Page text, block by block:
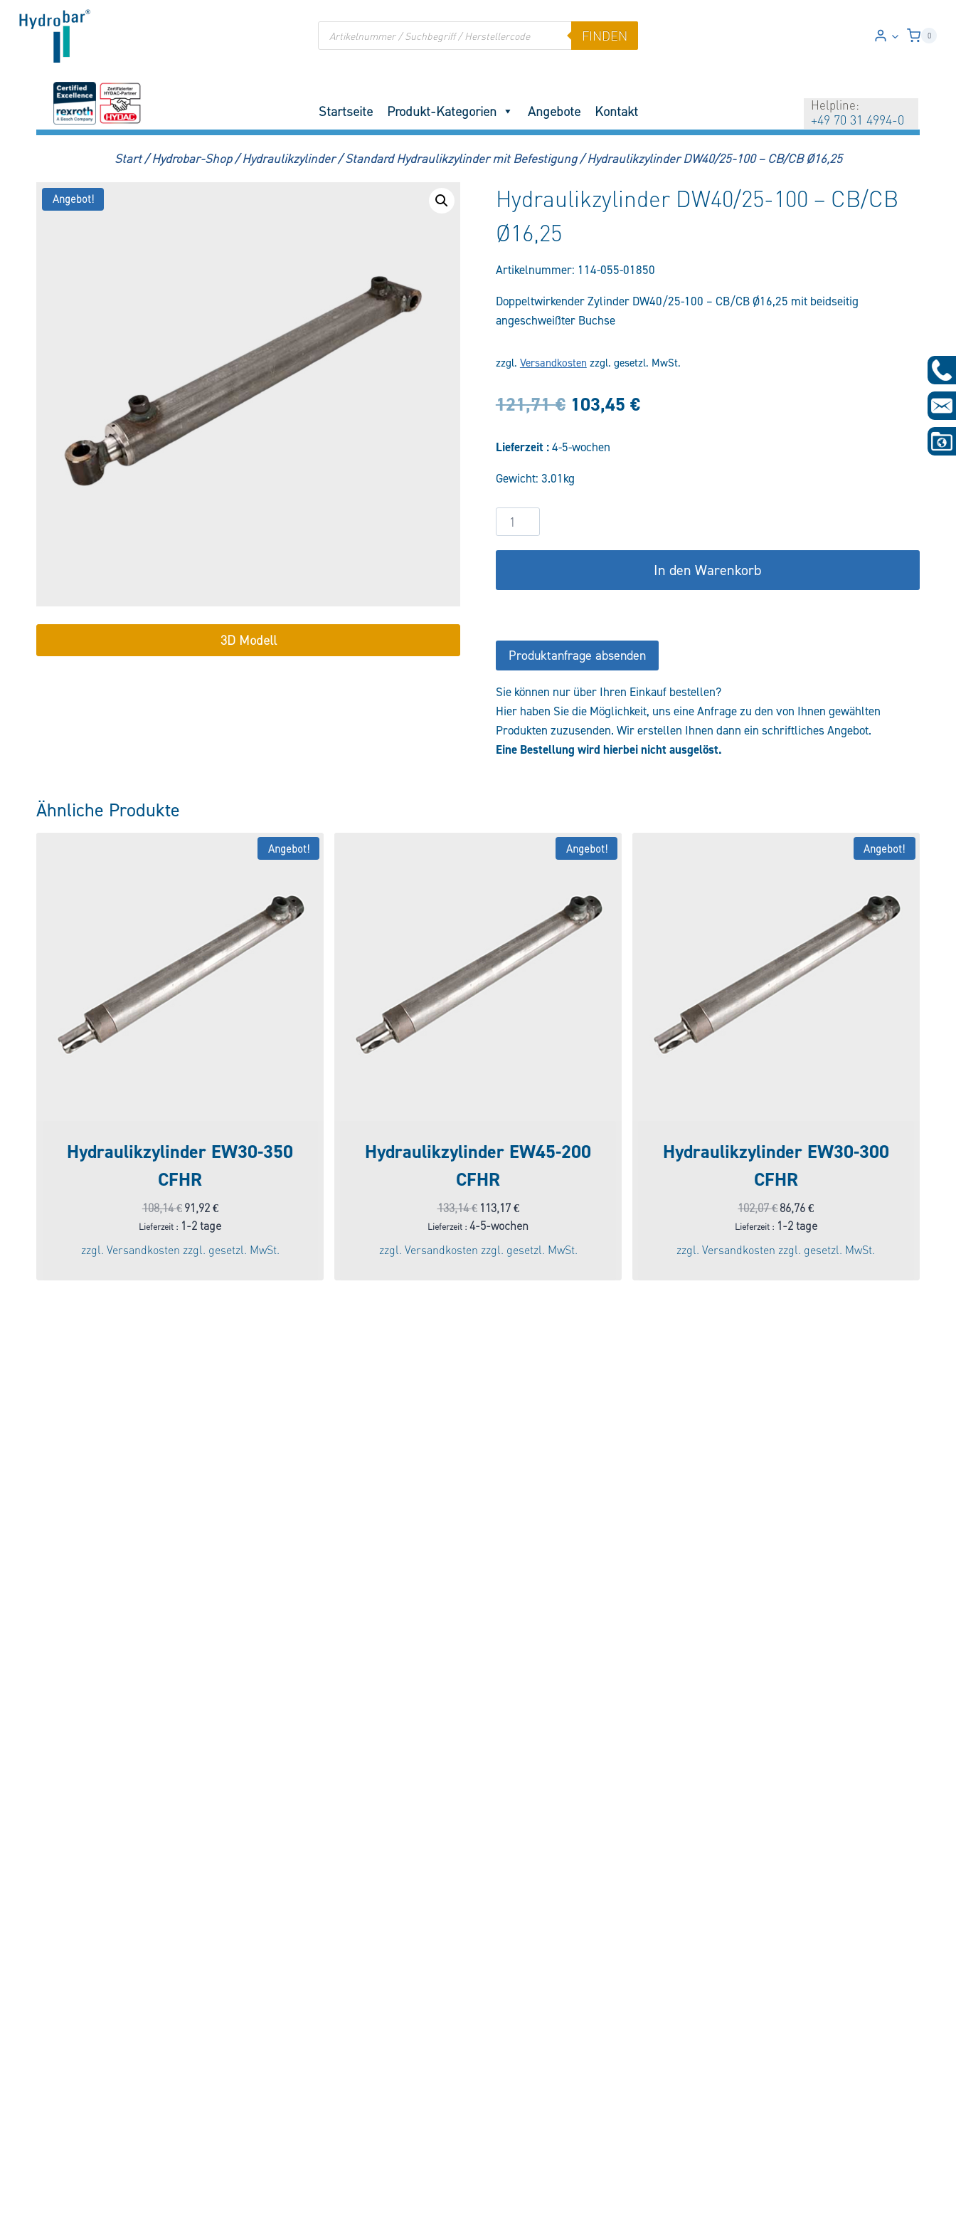
Inhalt
Products
search
FINDEN 0
Startseite Produkt-Kategorien Angebote Kontakt Helpline:
+49 70 31 4994-0
Start /Hydrobar-Shop /Hydraulikzylinder /Standard Hydraulikzylinder mit Befestigung /Hydraulikzylinder DW40/25-100 – CB/CB Ø16,25
Angebot!
3D Modell
Hydraulikzylinder DW40/25-100 – CB/CB
Ø16,25
Artikelnummer: 114-055-01850
Doppeltwirkender Zylinder DW40/25-100 – CB/CB Ø16,25 mit beidseitig
angeschweißter Buchse
zzgl. Versandkosten zzgl. gesetzl. MwSt.
121,71€ Ursprünglicher
121,71 €
103,45 €Aktueller
Lieferzeit : 4-5-wochen
Gewicht: 3.01kg
Hydraulikzylinder
DW40/25-
100
CB/CB
In den Warenkorb
Produktanfrage absenden
Sie können nur über Ihren Einkauf bestellen?
Hier haben Sie die Möglichkeit, uns eine Anfrage zu den von Ihnen gewählten
Produkten zuzusenden. Wir erstellen Ihnen dann ein schriftliches Angebot.
Eine Bestellung wird hierbei nicht ausgelöst.
Ähnliche Produkte
Angebot!
Hydraulikzylinder EW30-350
CFHR
108,14€ Ursprünglicher
Preis
war:
108,14 €
91,92 €Aktueller
Preis
Lieferzeit : 1-2 tage
zzgl. Versandkosten zzgl. gesetzl. MwSt.
Angebot!
Hydraulikzylinder EW45-200
CFHR
133,14€ Ursprünglicher
Preis
war:
133,14 €
113,17 €Aktueller
Preis
Lieferzeit : 4-5-wochen
zzgl. Versandkosten zzgl. gesetzl. MwSt.
Angebot!
Hydraulikzylinder EW30-300
CFHR
102,07€Ursprünglicher
Preis
war:
102,07 €
86,76€Aktueller
Preis
Lieferzeit : 1-2 tage
zzgl.Versandkosten zzgl. gesetzl. MwSt.